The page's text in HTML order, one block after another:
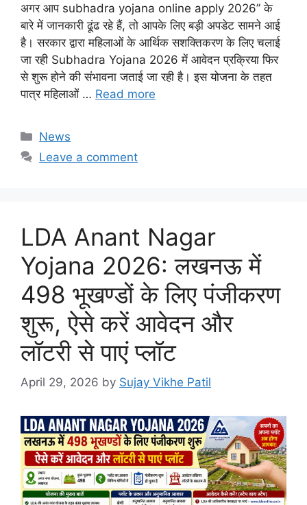
अगर आप subhadra yojana online apply 2026” के
बारे में जानकारी ढूंढ रहे हैं, तो आपके लिए बड़ी अपडेट सामने आई
है। सरकार द्वारा महिलाओं के आर्थिक सशक्तिकरण के लिए चलाई
जा रही Subhadra Yojana 2026 में आवेदन प्रक्रिया फिर
से शुरू होने की संभावना जताई जा रही है। इस योजना के तहत
पात्र महिलाओं … Read more
Categories
News
Leave a comment
LDA Anant Nagar
Yojana 2026: लखनऊ में
498 भूखण्डों के लिए पंजीकरण
शुरू, ऐसे करें आवेदन और
लॉटरी से पाएं प्लॉट
April 29, 2026 by Sujay Vikhe Patil